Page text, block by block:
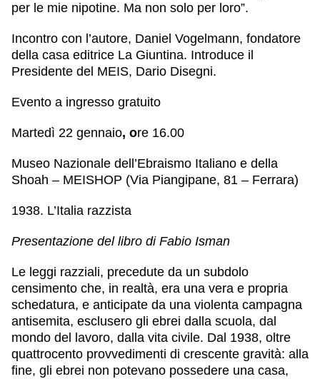
per le mie nipotine. Ma non solo per loro”.
Incontro con l’autore, Daniel Vogelmann, fondatore
della casa editrice La Giuntina. Introduce il
Presidente del MEIS, Dario Disegni.
Evento a ingresso gratuito
Martedì 22 gennaio, ore 16.00
Museo Nazionale dell’Ebraismo Italiano e della
Shoah – MEISHOP (Via Piangipane, 81 – Ferrara)
1938. L’Italia razzista
Presentazione del libro di Fabio Isman
Le leggi razziali, precedute da un subdolo
censimento che, in realtà, era una vera e propria
schedatura, e anticipate da una violenta campagna
antisemita, esclusero gli ebrei dalla scuola, dal
mondo del lavoro, dalla vita civile. Dal 1938, oltre
quattrocento provvedimenti di crescente gravità: alla
fine, gli ebrei non potevano possedere una casa,